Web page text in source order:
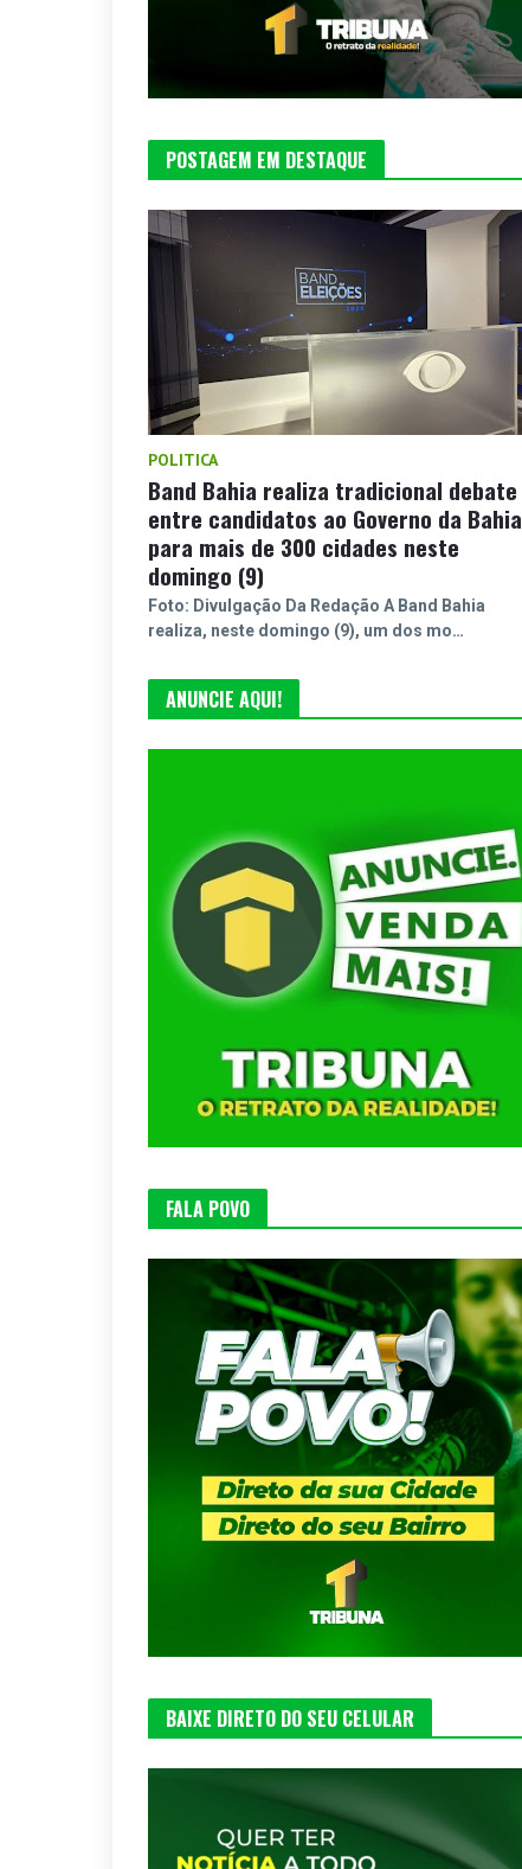
POSTAGEM EM DESTAQUE
POLITICA
Band Bahia realiza tradicional debate
entre candidatos ao Governo da Bahia
para mais de 300 cidades neste
domingo (9)
Foto: Divulgação Da Redação A Band Bahia
realiza, neste domingo (9), um dos mo…
ANUNCIE AQUI!
FALA POVO
BAIXE DIRETO DO SEU CELULAR